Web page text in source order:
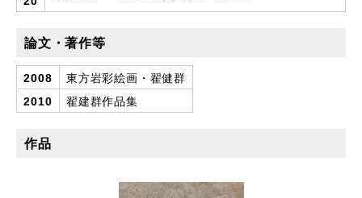
論文・著作等
2008
東方岩彩絵画・翟健群
2010
翟建群作品集
作品